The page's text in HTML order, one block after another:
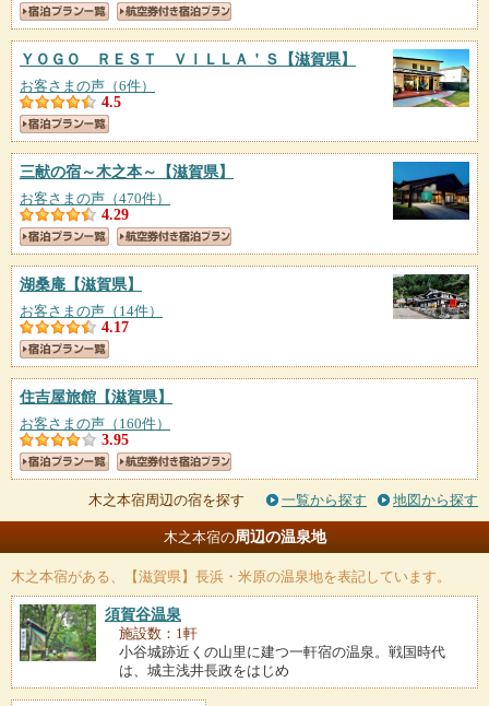
ＹＯＧＯ ＲＥＳＴ ＶＩＬＬＡ＇Ｓ 【滋賀県】
お客さまの声（6件）
4.5
三献の宿～木之本～ 【滋賀県】
お客さまの声（470件）
4.29
湖桑庵 【滋賀県】
お客さまの声（14件）
4.17
住吉屋旅館 【滋賀県】
お客さまの声（160件）
3.95
木之本宿周辺の宿を探す 一覧から探す 地図から探す
木之本宿の周辺の温泉地
木之本宿がある、【滋賀県】長浜・米原の温泉地を表記しています。
須賀谷温泉
施設数：1軒
小谷城跡近くの山里に建つ一軒宿の温泉。戦国時代
は、城主浅井長政をはじめ